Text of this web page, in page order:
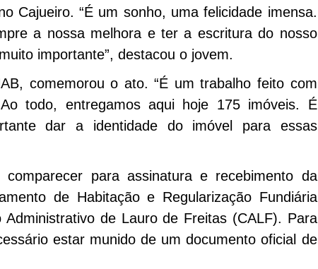
Cajueiro. “É um sonho, uma felicidade imensa.
a nossa melhora e ter a escritura do nosso
importante”, destacou o jovem.
comemorou o ato. “É um trabalho feito com
todo, entregamos aqui hoje 175 imóveis. É
dar a identidade do imóvel para essas
para assinatura e recebimento da
de Habitação e Regularização Fundiária
de Lauro de Freitas (CALF). Para
estar munido de um documento oficial de